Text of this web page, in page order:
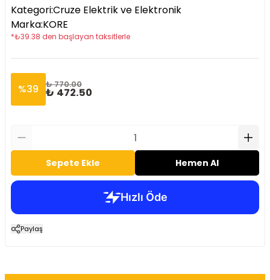
Kategori:Cruze Elektrik ve Elektronik
Marka:KORE
*₺39.38 den başlayan taksitlerle
%39 ₺ 770.00
₺ 472.50
Sepete Ekle Hemen Al
Paylaş